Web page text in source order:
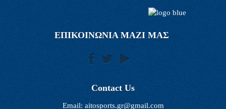
ΕΠΙΚΟΙΝΩΝΙΑ ΜΑΖΙ ΜΑΣ
Contact Us
Email: aitosports.gr@gmail.com